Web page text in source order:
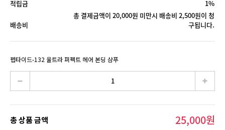
적립금 1%
배송비
총 결제금액이 20,000원 미만시 배송비 2,500원이 청
구됩니다.
펩타이드-132 울트라 퍼펙트 헤어 본딩 샴푸
총 상품 금액 25,000원